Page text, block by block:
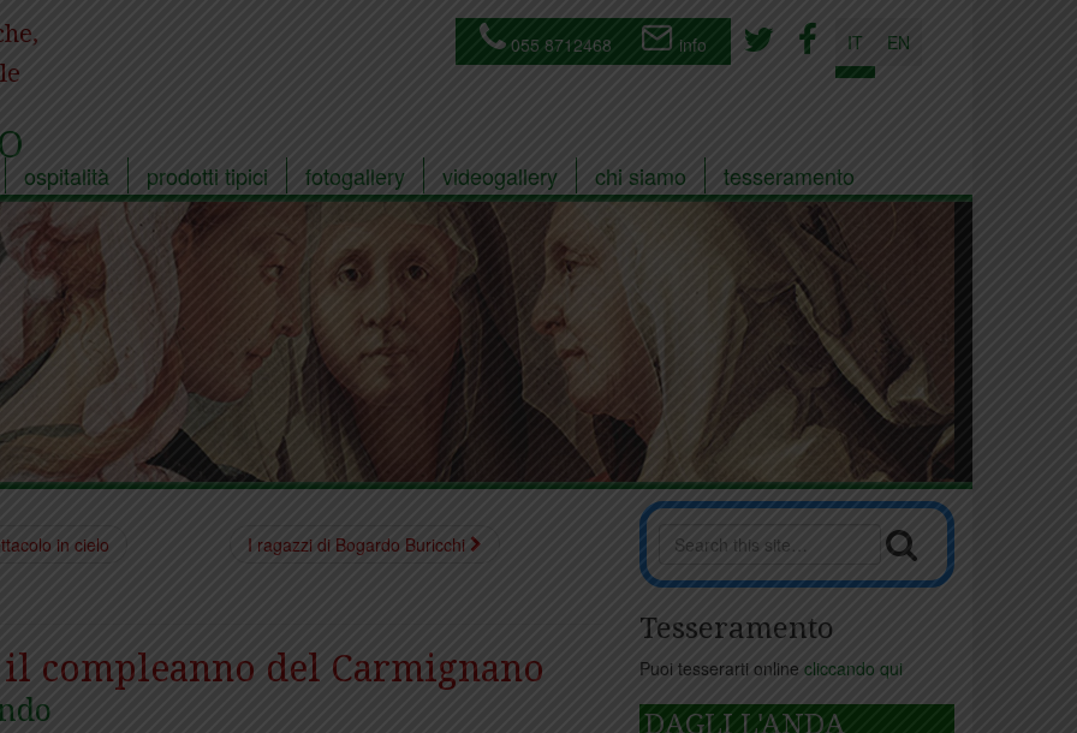
055 8712468 info IT EN
ospitalità prodotti tipici fotogallery videogallery chi siamo tesseramento
in cielo I ragazzi di Bogardo Buricchi
compleanno del Carmignano
Tesseramento
Puoi tesserarti online cliccando qui
DAGLI L'ANDA